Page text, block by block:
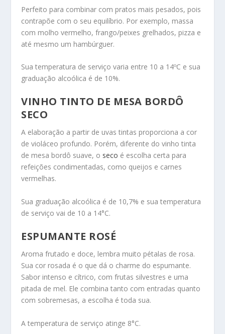
Perfeito para combinar com pratos mais pesados, pois
contrapõe com o seu equilíbrio. Por exemplo, massa
com molho vermelho, frango/peixes grelhados, pizza e
até mesmo um hambúrguer.
Sua temperatura de serviço varia entre 10 a 14ºC e sua
graduação alcoólica é de 10%.
VINHO TINTO DE MESA BORDÔ
SECO
A elaboração a partir de uvas tintas proporciona a cor
de violáceo profundo. Porém, diferente do vinho tinta
de mesa bordô suave, o seco é escolha certa para
refeições condimentadas, como queijos e carnes
vermelhas.
Sua graduação alcoólica é de 10,7% e sua temperatura
de serviço vai de 10 a 14°C.
ESPUMANTE ROSÉ
Aroma frutado e doce, lembra muito pétalas de rosa.
Sua cor rosada é o que dá o charme do espumante.
Sabor intenso e cítrico, com frutas silvestres e uma
pitada de mel. Ele combina tanto com entradas quanto
com sobremesas, a escolha é toda sua.
A temperatura de serviço atinge 8°C.